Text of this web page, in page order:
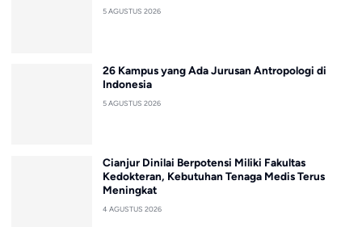
5 AGUSTUS 2026
26 Kampus yang Ada Jurusan Antropologi di
Indonesia
5 AGUSTUS 2026
Cianjur Dinilai Berpotensi Miliki Fakultas
Kedokteran, Kebutuhan Tenaga Medis Terus
Meningkat
4 AGUSTUS 2026